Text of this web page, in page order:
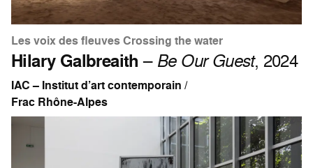
Les voix des fleuves Crossing the water
Hilary Galbreaith – Be Our Guest, 2024
IAC – Institut d’art contemporain /
Frac Rhône-Alpes